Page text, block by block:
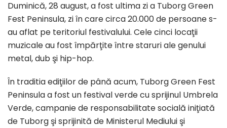
Duminică, 28 august, a fost ultima zi a Tuborg Green
Fest Peninsula, zi în care circa 20.000 de persoane s-
au aflat pe teritoriul festivalului. Cele cinci locaţii
muzicale au fost împărţite între staruri ale genului
metal, dub şi hip-hop.
În traditia ediţiilor de până acum, Tuborg Green Fest
Peninsula a fost un festival verde cu sprijinul Umbrela
Verde, campanie de responsabilitate socială iniţiată
de Tuborg şi sprijinită de Ministerul Mediului şi